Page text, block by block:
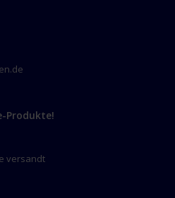
Produkte!
versandt